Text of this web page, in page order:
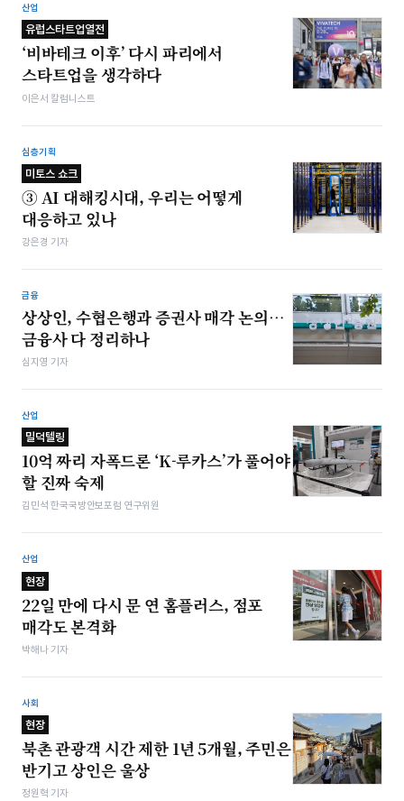
산업
유럽스타트업열전
‘비바테크 이후’ 다시 파리에서
스타트업을 생각하다
이은서 칼럼니스트
심층기획
미토스 쇼크
③ AI 대해킹시대, 우리는 어떻게
대응하고 있나
강은경 기자
금융
상상인, 수협은행과 증권사 매각 논의…
금융사 다 정리하나
심지영 기자
산업
밀덕텔링
10억 짜리 자폭드론 ‘K-루카스’가 풀어야
할 진짜 숙제
김민석 한국국방안보포럼 연구위원
산업
현장
22일 만에 다시 문 연 홈플러스, 점포
매각도 본격화
박해나 기자
사회
현장
북촌 관광객 시간 제한 1년 5개월, 주민은
반기고 상인은 울상
정원혁 기자